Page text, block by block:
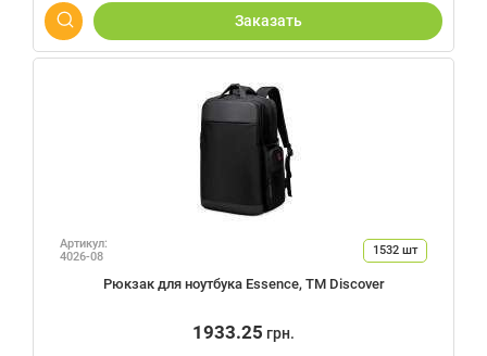
Заказать
Артикул:
4026-08
1532 шт
Рюкзак для ноутбука Essence, TM Discover
1933.25 грн.